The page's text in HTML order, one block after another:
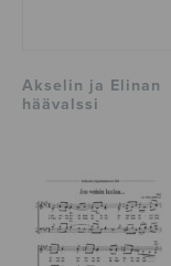
Akselin ja Elinan
häävalssi